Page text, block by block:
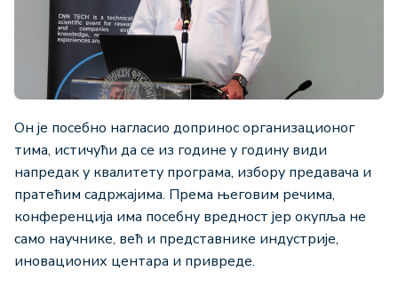
Он је посебно нагласио допринос организационог
тима, истичући да се из године у годину види
напредак у квалитету програма, избору предавача и
пратећим садржајима. Према његовим речима,
конференција има посебну вредност јер окупља не
само научнике, већ и представнике индустрије,
иновационих центара и привреде.